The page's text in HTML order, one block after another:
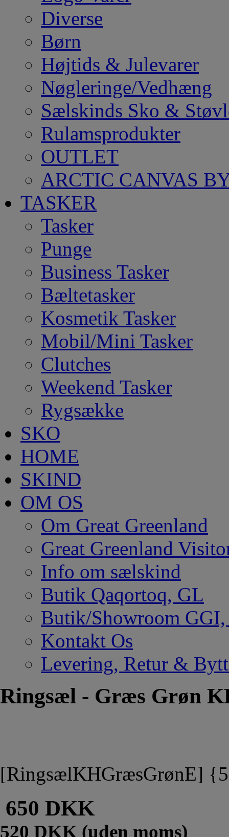
Diverse
Børn
Højtids & Julevarer
Nøgleringe/Vedhæng
Sælskinds Sko &
Rulamsprodukter
OUTLET
ARCTIC CANVAS
TASKER
Tasker
Punge
Business Tasker
Bæltetasker
Kosmetik Tasker
Mobil/Mini Tasker
Clutches
Weekend Tasker
Rygsække
SKO
HOME
SKIND
OM OS
Om Great Greenland
Great Greenland
Info om sælskind
Butik Qaqortoq, GL
Butik/Showroom
Kontakt Os
Levering, Retur &
Ringsæl - Græs Grøn
[RingsælKHGræsGrønE]
650 DKK
520 DKK (uden moms)